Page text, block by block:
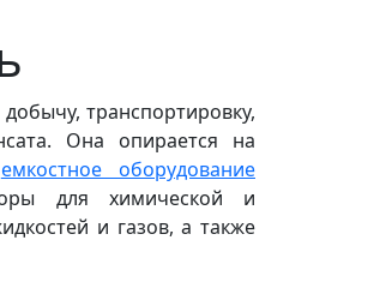
транспортировку,
Она опирается на
емкостное оборудование
для химической и
и газов, а также